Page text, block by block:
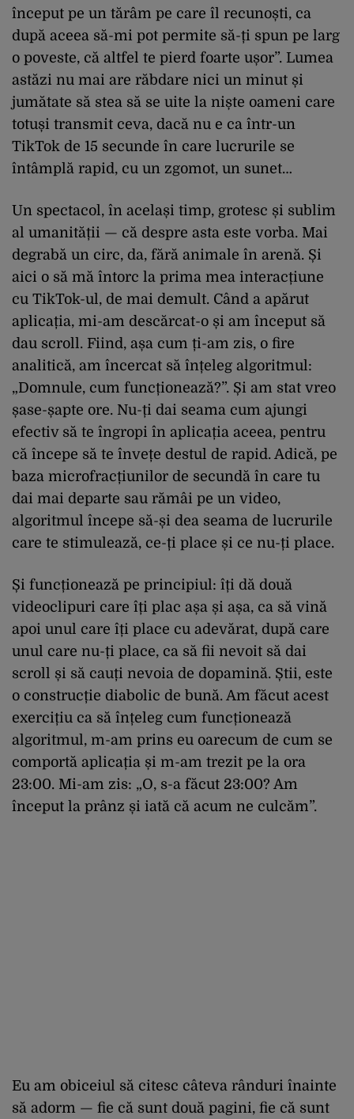
început pe un tărâm pe care îl recunoști, ca
după aceea să-mi pot permite să-ți spun pe larg
o poveste, că altfel te pierd foarte ușor”. Lumea
astăzi nu mai are răbdare nici un minut și
jumătate să stea să se uite la niște oameni care
totuși transmit ceva, dacă nu e ca într-un
TikTok de 15 secunde în care lucrurile se
întâmplă rapid, cu un zgomot, un sunet…
Un spectacol, în același timp, grotesc și sublim
al umanității — că despre asta este vorba. Mai
degrabă un circ, da, fără animale în arenă. Și
aici o să mă întorc la prima mea interacțiune
cu TikTok-ul, de mai demult. Când a apărut
aplicația, mi-am descărcat-o și am început să
dau scroll. Fiind, așa cum ți-am zis, o fire
analitică, am încercat să înțeleg algoritmul:
„Domnule, cum funcționează?”. Și am stat vreo
șase-șapte ore. Nu-ți dai seama cum ajungi
efectiv să te îngropi în aplicația aceea, pentru
că începe să te învețe destul de rapid. Adică, pe
baza microfracțiunilor de secundă în care tu
dai mai departe sau rămâi pe un video,
algoritmul începe să-și dea seama de lucrurile
care te stimulează, ce-ți place și ce nu-ți place.
Și funcționează pe principiul: îți dă două
videoclipuri care îți plac așa și așa, ca să vină
apoi unul care îți place cu adevărat, după care
unul care nu-ți place, ca să fii nevoit să dai
scroll și să cauți nevoia de dopamină. Știi, este
o construcție diabolic de bună. Am făcut acest
exercițiu ca să înțeleg cum funcționează
algoritmul, m-am prins eu oarecum de cum se
comportă aplicația și m-am trezit pe la ora
23:00. Mi-am zis: „O, s-a făcut 23:00? Am
început la prânz și iată că acum ne culcăm”.
Eu am obiceiul să citesc câteva rânduri înainte
să adorm — fie că sunt două pagini, fie că sunt